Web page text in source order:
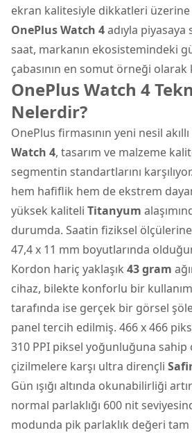
ekran kalitesiyle dikkatleri üzerine
OnePlus Watch 4adıyla
saat, markanın ekosistemindeki
çabasının en somut örneği olarak
OnePlus Watch 4
Nelerdir?
OnePlus firmasının yeni nesil
Watch 4, tasarım ve malzeme
segmentin standartlarını
hem hafiflik hem de ekstrem
yüksek kaliteli Titanyum
durumda. Saatin fiziksel ölçülerine
47,4 x 11 mm boyutlarında
Kordon hariç yaklaşık 43 gram
cihaz, bilekte konforlu bir
tarafında ise gerçek bir görsel
panel tercih edilmiş. 466 x 466
310 PPI piksel yoğunluğuna sahip
çizilmelere karşı ultra dirençli
Gün ışığı altında okunabilirliği
normal parlaklığı 600 nit
modunda pik parlaklık değeri tam